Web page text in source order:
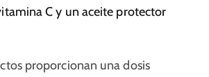
C y un aceite protector
proporcionan una dosis